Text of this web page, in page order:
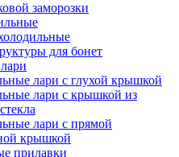
заморозки
для бонет
лари с глухой крышкой
лари с крышкой из
лари с прямой
крышкой
прилавки